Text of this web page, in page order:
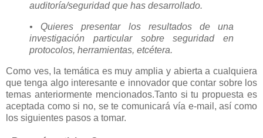
auditoría/seguridad que has desarrollado.
• Quieres presentar los resultados de una
investigación particular sobre seguridad en
protocolos, herramientas, etcétera.
Como ves, la temática es muy amplia y abierta a cualquiera
que tenga algo interesante e innovador que contar sobre los
temas anteriormente mencionados.Tanto si tu propuesta es
aceptada como si no, se te comunicará vía e-mail, así como
los siguientes pasos a tomar.